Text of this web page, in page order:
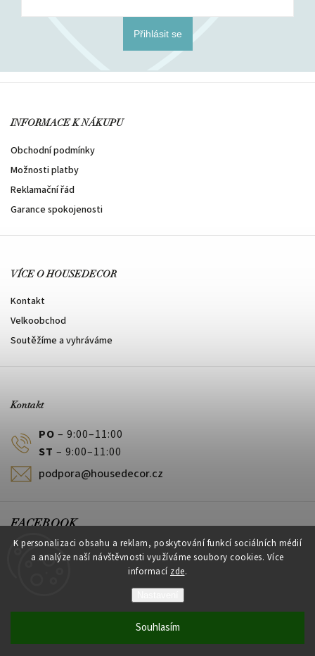
K personalizaci obsahu a reklam, poskytování funkcí sociálních médií
a analýze naší návštěvnosti využíváme soubory cookies. Více
informací zde.
Souhlasím
Přihlásit se
INFORMACE K NÁKUPU
Obchodní podmínky
Možnosti platby
Reklamační řád
Garance spokojenosti
VÍCE O HOUSEDECOR
Kontakt
Velkoobchod
Soutěžíme a vyhráváme
Kontakt
PO – 9:00–11:00
ST – 9:00–11:00
podpora@housedecor.cz
FACEBOOK